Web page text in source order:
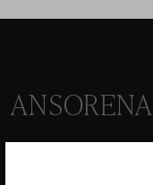
ANSORENA